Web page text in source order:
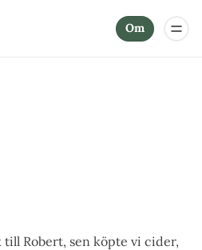
Om
till Robert, sen köpte vi cider,